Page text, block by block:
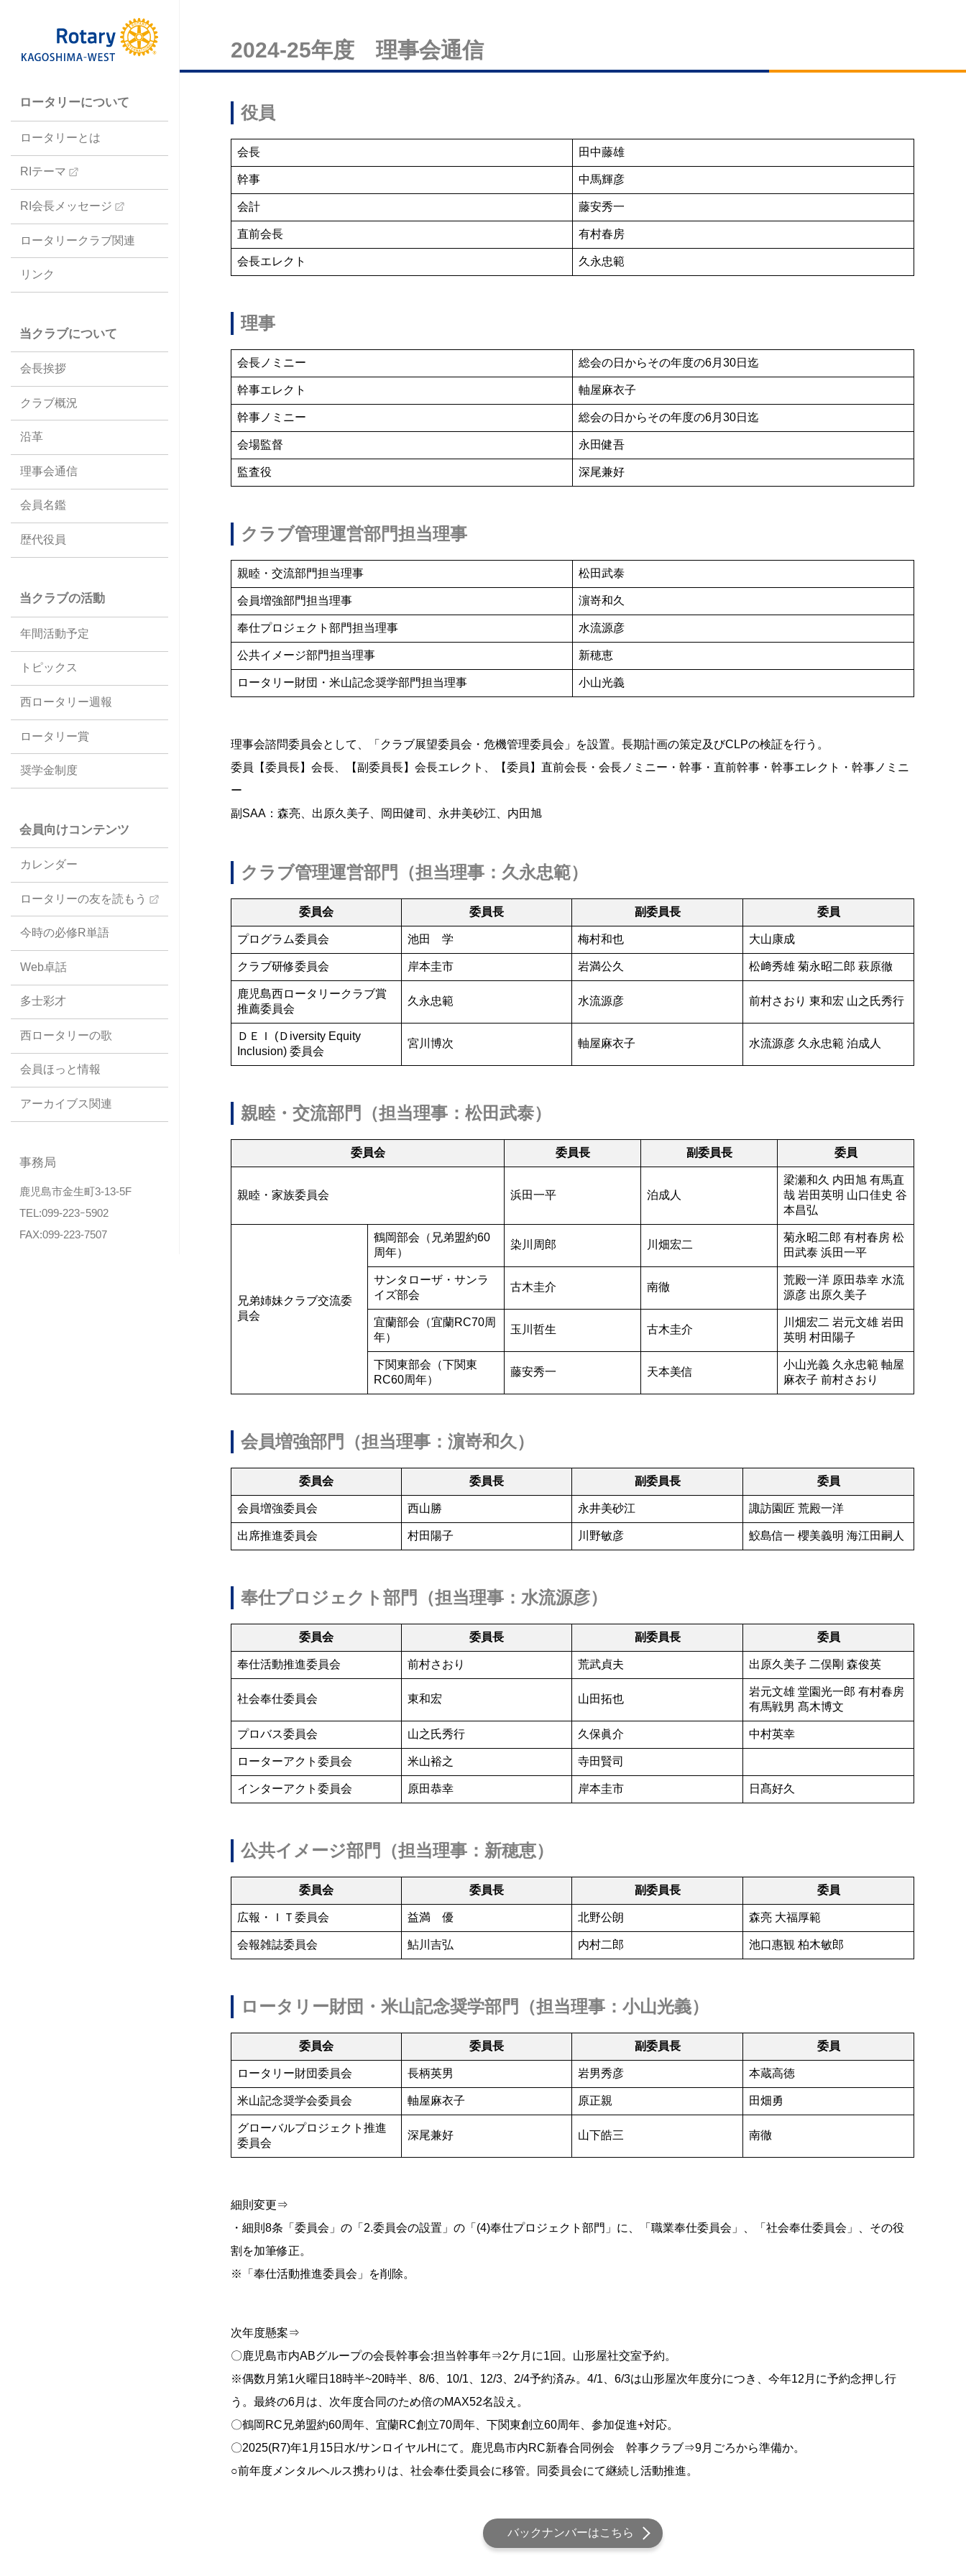
ロータリーについて
ロータリーとは
RIテーマ
RI会長メッセージ
ロータリークラブ関連
リンク
当クラブについて
会長挨拶
クラブ概況
沿革
理事会通信
会員名鑑
歴代役員
当クラブの活動
年間活動予定
トピックス
西ロータリー週報
ロータリー賞
奨学金制度
会員向けコンテンツ
カレンダー
ロータリーの友を読もう
今時の必修R単語
Web卓話
多士彩才
西ロータリーの歌
会員ほっと情報
アーカイブス関連
事務局
鹿児島市金生町3-13-5F
TEL:099-223ｰ5902
FAX:099-223-7507
2024-25年度 理事会通信
役員
会長 田中藤雄
幹事 中馬輝彦
会計 藤安秀一
直前会長 有村春房
会長エレクト 久永忠範
理事
会長ノミニー 総会の日からその年度の6月30日迄
幹事エレクト 軸屋麻衣子
幹事ノミニー 総会の日からその年度の6月30日迄
会場監督 永田健吾
監査役 深尾兼好
クラブ管理運営部門担当理事
親睦・交流部門担当理事 松田武泰
会員増強部門担当理事 濵嵜和久
奉仕プロジェクト部門担当理事 水流源彦
公共イメージ部門担当理事 新穂恵
ロータリー財団・米山記念奨学部門担当理事 小山光義
理事会諮問委員会として、「クラブ展望委員会・危機管理委員会」を設置。長期計画の策定及びCLPの検証を行う。
委員【委員長】会長、【副委員長】会長エレクト、【委員】直前会長・会長ノミニー・幹事・直前幹事・幹事エレクト・幹事ノミニ
ー
副SAA：森亮、出原久美子、岡田健司、永井美砂江、内田旭
クラブ管理運営部門 （担当理事： 久永忠範）
委員会 委員長 副委員長 委員
プログラム委員会 池田 学 梅村和也 大山康成
クラブ研修委員会 岸本圭市 岩満公久 松﨑秀雄 菊永昭二郎 萩原徹
鹿児島西ロータリークラブ賞
推薦委員会
久永忠範 水流源彦 前村さおり 東和宏 山之氏秀行
ＤＥＩ (Ｄiversity Equity
Inclusion) 委員会
宮川博次 軸屋麻衣子 水流源彦 久永忠範 泊成人
親睦・交流部門 （担当理事：松田武泰）
委員会 委員長 副委員長 委員
親睦・家族委員会 浜田一平 泊成人
梁瀬和久 内田旭 有馬直
哉 岩田英明 山口佳史 谷
本昌弘
兄弟姉妹クラブ交流委
員会
鶴岡部会（兄弟盟約60
周年）
染川周郎 川畑宏二
菊永昭二郎 有村春房 松
田武泰 浜田一平
サンタローザ・サンラ
イズ部会
古木圭介 南徹
荒殿一洋 原田恭幸 水流
源彦 出原久美子
宜蘭部会（宜蘭RC70周
年）
玉川哲生 古木圭介
川畑宏二 岩元文雄 岩田
英明 村田陽子
下関東部会（下関東
RC60周年）
藤安秀一 天本美信
小山光義 久永忠範 軸屋
麻衣子 前村さおり
会員増強部門 （担当理事：濵嵜和久 ）
委員会 委員長 副委員長 委員
会員増強委員会 西山勝 永井美砂江 諏訪園匠 荒殿一洋
出席推進委員会 村田陽子 川野敏彦 鮫島信一 櫻美義明 海江田嗣人
奉仕プロジェクト部門 （担当理事：水流源彦）
委員会 委員長 副委員長 委員
奉仕活動推進委員会 前村さおり 荒武貞夫 出原久美子 二俣剛 森俊英
社会奉仕委員会 東和宏 山田拓也
岩元文雄 堂園光一郎 有村春房
有馬戦男 髙木博文
プロバス委員会 山之氏秀行 久保眞介 中村英幸
ローターアクト委員会 米山裕之 寺田賢司
インターアクト委員会 原田恭幸 岸本圭市 日髙好久
公共イメージ部門 （担当理事： 新穂恵）
委員会 委員長 副委員長 委員
広報・ＩＴ委員会 益満 優 北野公朗 森亮 大福厚範
会報雑誌委員会 鮎川吉弘 内村二郎 池口惠観 柏木敏郎
ロータリー財団・米山記念奨学部門 （担当理事：小山光義）
委員会 委員長 副委員長 委員
ロータリー財団委員会 長柄英男 岩男秀彦 本蔵高徳
米山記念奨学会委員会 軸屋麻衣子 原正親 田畑勇
グローバルプロジェクト推進
委員会
深尾兼好 山下皓三 南徹
細則変更⇒
・細則8条「委員会」の「2.委員会の設置」の「(4)奉仕プロジェクト部門」に、「職業奉仕委員会」、「社会奉仕委員会」、その役
割を加筆修正。
※「奉仕活動推進委員会」を削除。
次年度懸案⇒
〇鹿児島市内ABグループの会長幹事会:担当幹事年⇒2ケ月に1回。山形屋社交室予約。
※偶数月第1火曜日18時半~20時半、8/6、10/1、12/3、2/4予約済み。4/1、6/3は山形屋次年度分につき、今年12月に予約念押し行
う。最終の6月は、次年度合同のため倍のMAX52名設え。
〇鶴岡RC兄弟盟約60周年、宜蘭RC創立70周年、下関東創立60周年、参加促進+対応。
〇2025(R7)年1月15日水/サンロイヤルHにて。鹿児島市内RC新春合同例会 幹事クラブ⇒9月ごろから準備か。
○前年度メンタルヘルス携わりは、社会奉仕委員会に移管。同委員会にて継続し活動推進。
バックナンバーはこちら